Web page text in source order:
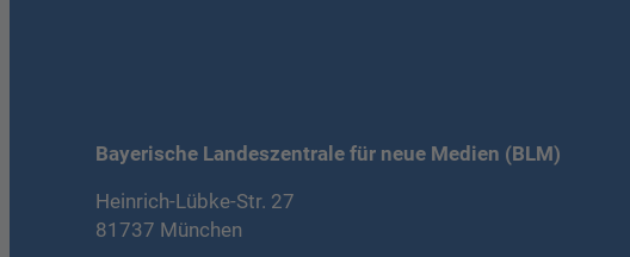
Bayerische Landeszentrale für neue Medien (BLM)
Heinrich-Lübke-Str. 27
81737 München